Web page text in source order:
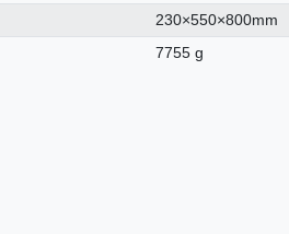
230×550×800mm
7755 g